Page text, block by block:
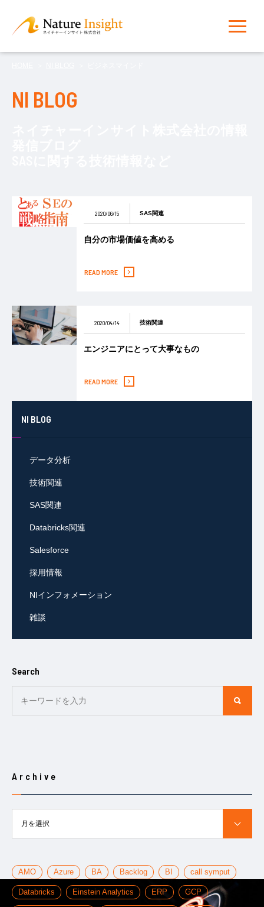
NI BLOG
2020/06/15 SAS関連
自分の市場価値を高める
READ MORE
2020/04/14 技術関連
エンジニアにとって大事なもの
READ MORE
NI BLOG
データ分析
技術関連
SAS関連
Databricks関連
Salesforce
採用情報
NIインフォメーション
雑談
Search
Archive
月を選択
AMO Azure BA Backlog BI call symput
Databricks Einstein Analytics ERP GCP